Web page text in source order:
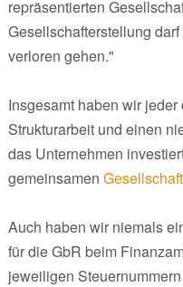
repräsentierten
Gesellschafterstellung
verloren gehen."
Insgesamt haben wir
Strukturarbeit und einen
das Unternehmen
gemeinsamen
Auch haben wir niemals
für die GbR beim
jeweiligen